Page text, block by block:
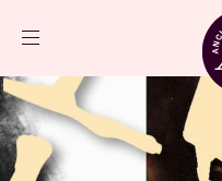
Agenda